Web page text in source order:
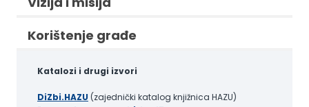
Korištenje građe
Katalozi i drugi izvori
DiZbi.HAZU (zajednički katalog knjižnica HAZU)